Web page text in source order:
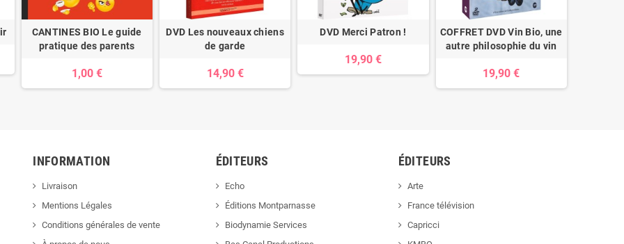
CANTINES BIO Le guide
pratique des parents
1,00 €
DVD Les nouveaux chiens
de garde
14,90 €
DVD Merci Patron !
19,90 €
COFFRET DVD Vin Bio, une
autre philosophie du vin
19,90 €
INFORMATION
Livraison
Mentions Légales
Conditions générales de vente
ÉDITEURS
Echo
Éditions Montparnasse
Biodynamie Services
ÉDITEURS
Arte
France télévision
Capricci